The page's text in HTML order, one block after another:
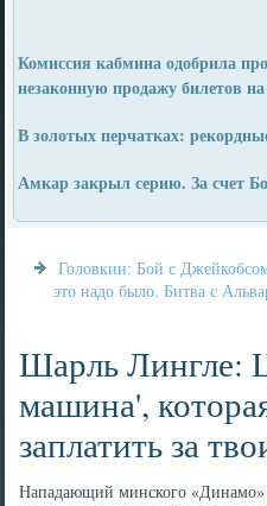
Комиссия кабмина одобрила
незаконную продажу билетов
В золотых перчатках:
Амкар закрыл серию. За счет
Головкин: Бой с
это надо было. Битва с
Шарль Лингле:
машина',
заплатить за
Нападающий минского